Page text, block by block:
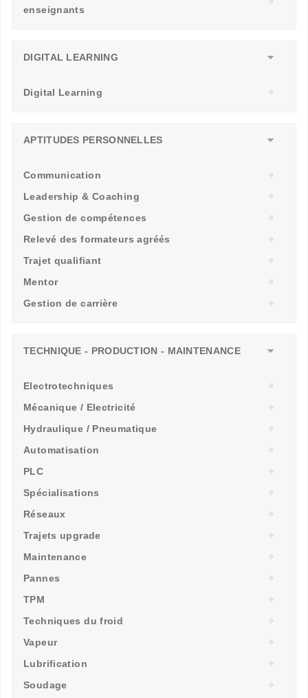
enseignants
DIGITAL LEARNING
Digital Learning
APTITUDES PERSONNELLES
Communication
Leadership & Coaching
Gestion de compétences
Relevé des formateurs agréés
Trajet qualifiant
Mentor
Gestion de carrière
TECHNIQUE - PRODUCTION - MAINTENANCE
Electrotechniques
Mécanique / Electricité
Hydraulique / Pneumatique
Automatisation
PLC
Spécialisations
Réseaux
Trajets upgrade
Maintenance
Pannes
TPM
Techniques du froid
Vapeur
Lubrification
Soudage